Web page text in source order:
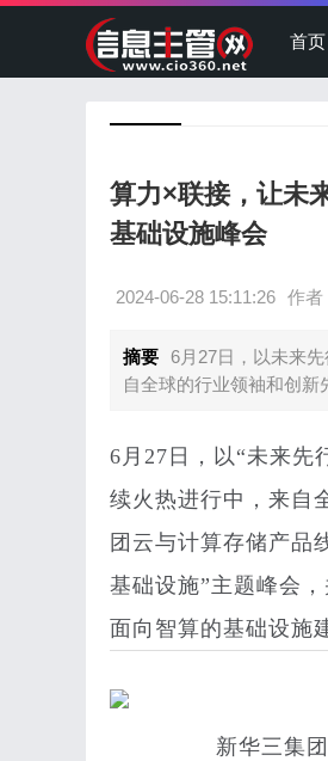
首页
算力×联接，让未
基础设施峰会
2024-06-28 15:11:26 作者
摘要 6月27日，以未来
自全球的行业领袖和创新
6月27日，以“未来先
续火热进行中，来自
团云与计算存储产品
基础设施”主题峰会
面向智算的基础设施
新华三集